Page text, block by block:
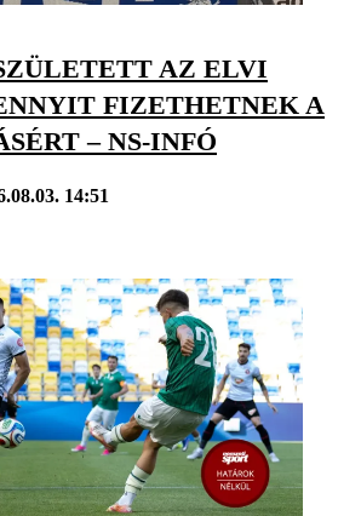
AZ ELVI
FIZETHETNEK A
– NS-INFÓ
14:51